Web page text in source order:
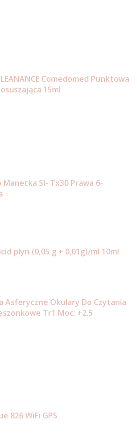
Comedomed Punktowa
15ml
Manetka Sl- Tx30 Prawa 6-
płyn (0,05 g + 0,01g)/ml 10ml
Asferyczne Okulary Do Czytania
Tr1 Moc: +2.5
826 WiFi GPS